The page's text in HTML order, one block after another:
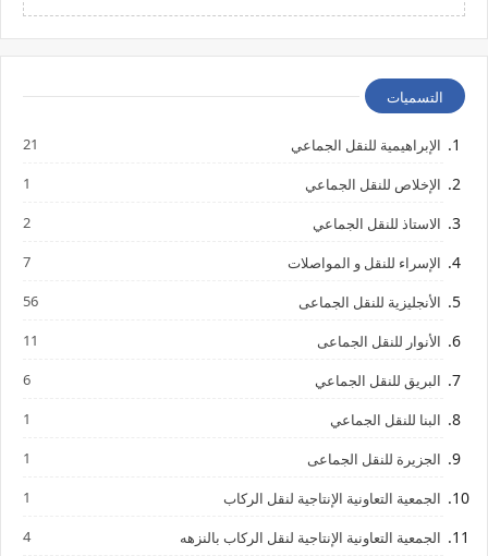
التسميات
الإبراهيمية للنقل الجماعي 21
الإخلاص للنقل الجماعي 1
الاستاذ للنقل الجماعي 2
الإسراء للنقل و المواصلات 7
الأنجليزية للنقل الجماعى 56
الأنوار للنقل الجماعى 11
البريق للنقل الجماعي 6
البنا للنقل الجماعي 1
الجزيرة للنقل الجماعى 1
الجمعية التعاونية الإنتاجية لنقل الركاب 1
الجمعية التعاونية الإنتاجية لنقل الركاب بالنزهه 4